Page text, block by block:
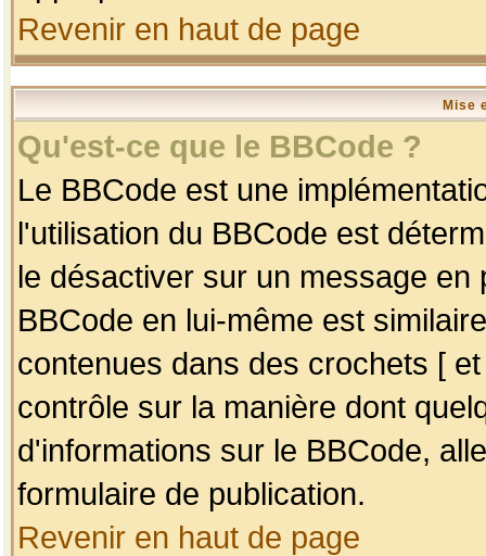
Revenir en haut de page
Mise
Qu'est-ce que le BBCode ?
Le BBCode est une
l'utilisation du BBCode est
le désactiver sur un message
BBCode en lui-même est
contenues dans des crochets [
contrôle sur la manière dont
d'informations sur le BBCode,
formulaire de publication.
Revenir en haut de page